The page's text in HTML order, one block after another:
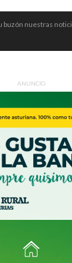
nuestras
ANUNCIO